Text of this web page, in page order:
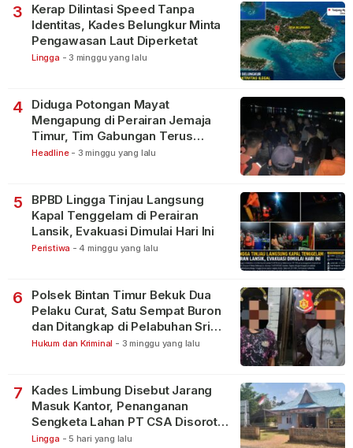
3
Kerap Dilintasi Speed Tanpa
Identitas, Kades Belungkur Minta
Pengawasan Laut Diperketat
Lingga - 3 minggu yang lalu
4
Diduga Potongan Mayat
Mengapung di Perairan Jemaja
Timur, Tim Gabungan Terus
Lakukan Pencarian
Headline - 3 minggu yang lalu
5
BPBD Lingga Tinjau Langsung
Kapal Tenggelam di Perairan
Lansik, Evakuasi Dimulai Hari Ini
Peristiwa - 4 minggu yang lalu
6
Polsek Bintan Timur Bekuk Dua
Pelaku Curat, Satu Sempat Buron
dan Ditangkap di Pelabuhan Sri
Bintan Pura
Hukum dan Kriminal - 3 minggu yang lalu
7
Kades Limbung Disebut Jarang
Masuk Kantor, Penanganan
Sengketa Lahan PT CSA Disorot
Warga
Lingga - 5 hari yang lalu